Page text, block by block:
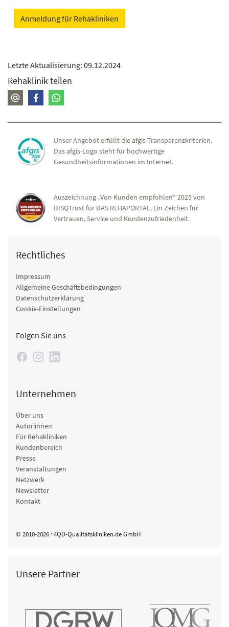
Anmeldung für Rehakliniken
Letzte Aktualisierung: 09.12.2024
Rehaklinik teilen
Unser Angebot erfüllt die afgis-Transparenzkriterien.
Das afgis-Logo steht für hochwertige
Gesundheitsinformationen im Internet.
Auszeichnung „Von Kunden empfohlen“ 2025 von
DISQTrust für DAS REHAPORTAL. Ein Zeichen für
Vertrauen, Service und Kundenzufriedenheit.
Rechtliches
Impressum
Allgemeine Geschäftsbedingungen
Datenschutzerklärung
Cookie-Einstellungen
Folgen Sie uns
Unternehmen
Über uns
Autor:innen
Für Rehakliniken
Kundenbereich
Presse
Veranstaltungen
Netzwerk
Newsletter
Kontakt
© 2010-2026 · 4QD-Qualitätskliniken.de GmbH
Unsere Partner